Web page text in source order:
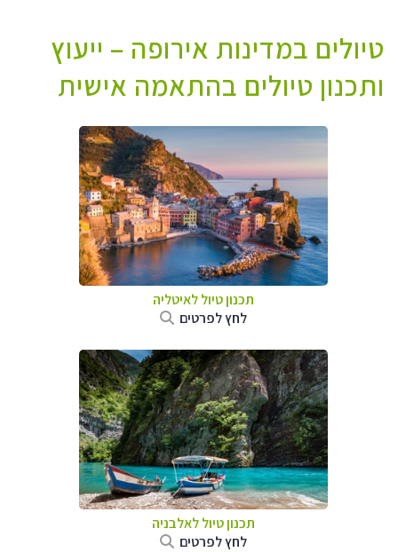
טיולים במדינות אירופה – ייעוץ
ותכנון טיולים בהתאמה אישית
תכנון טיול לאיטליה
לחץ לפרטים
תכנון טיול לאלבניה
לחץ לפרטים